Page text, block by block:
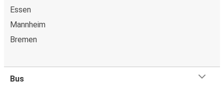
Essen
Mannheim
Bremen
Bus